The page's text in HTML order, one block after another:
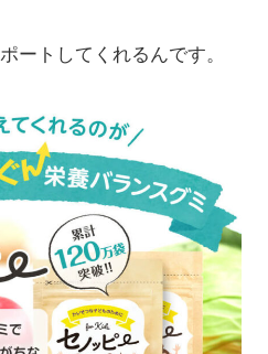
ートしてくれるんです。